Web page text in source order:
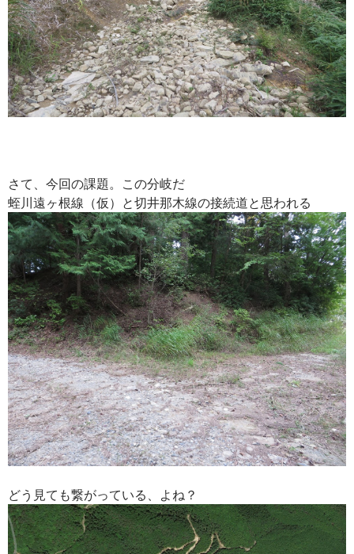
さて、今回の課題。この分岐だ
蛭川遠ヶ根線（仮）と切井那木線の接続道と思われる
どう見ても繋がっている、よね？